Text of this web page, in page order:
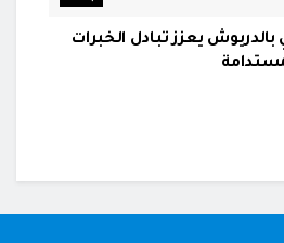
يعزز تبادل الخبرات